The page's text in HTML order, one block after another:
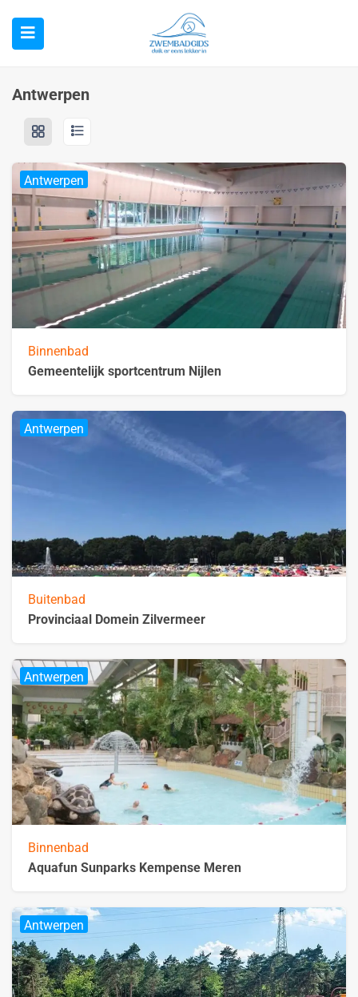
Antwerpen
Antwerpen
Binnenbad
Gemeentelijk sportcentrum Nijlen
Antwerpen
Buitenbad
Provinciaal Domein Zilvermeer
Antwerpen
Binnenbad
Aquafun Sunparks Kempense Meren
Antwerpen